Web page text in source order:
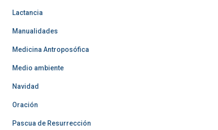
Lactancia
Manualidades
Medicina Antroposófica
Medio ambiente
Navidad
Oración
Pascua de Resurrección